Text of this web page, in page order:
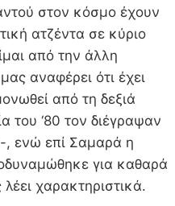
στον κόσμο έχουν
ατζέντα σε κύριο
από την άλλη
αναφέρει ότι έχει
από τη δεξιά
του ‘80 τον διέγραψαν
, ενώ επί Σαμαρά η
για καθαρά
χαρακτηριστικά.